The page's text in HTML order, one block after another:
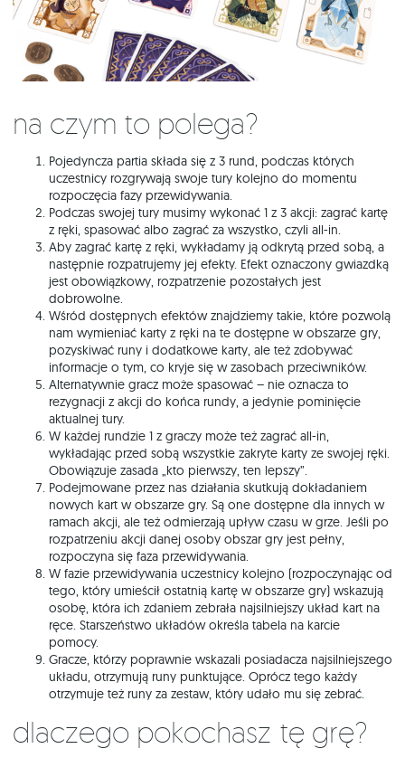
Na czym to polega?
Pojedyncza partia składa się z 3 rund, podczas których
uczestnicy rozgrywają swoje tury kolejno do momentu
rozpoczęcia fazy przewidywania.
Podczas swojej tury musimy wykonać 1 z 3 akcji: zagrać kartę
z ręki, spasować albo zagrać za wszystko, czyli all-in.
Aby zagrać kartę z ręki, wykładamy ją odkrytą przed sobą, a
następnie rozpatrujemy jej efekty. Efekt oznaczony gwiazdką
jest obowiązkowy, rozpatrzenie pozostałych jest
dobrowolne.
Wśród dostępnych efektów znajdziemy takie, które pozwolą
nam wymieniać karty z ręki na te dostępne w obszarze gry,
pozyskiwać runy i dodatkowe karty, ale też zdobywać
informacje o tym, co kryje się w zasobach przeciwników.
Alternatywnie gracz może spasować – nie oznacza to
rezygnacji z akcji do końca rundy, a jedynie pominięcie
aktualnej tury.
W każdej rundzie 1 z graczy może też zagrać all-in,
wykładając przed sobą wszystkie zakryte karty ze swojej ręki.
Obowiązuje zasada „kto pierwszy, ten lepszy”.
Podejmowane przez nas działania skutkują dokładaniem
nowych kart w obszarze gry. Są one dostępne dla innych w
ramach akcji, ale też odmierzają upływ czasu w grze. Jeśli po
rozpatrzeniu akcji danej osoby obszar gry jest pełny,
rozpoczyna się faza przewidywania.
W fazie przewidywania uczestnicy kolejno (rozpoczynając od
tego, który umieścił ostatnią kartę w obszarze gry) wskazują
osobę, która ich zdaniem zebrała najsilniejszy układ kart na
ręce. Starszeństwo układów określa tabela na karcie
pomocy.
Gracze, którzy poprawnie wskazali posiadacza najsilniejszego
układu, otrzymują runy punktujące. Oprócz tego każdy
otrzymuje też runy za zestaw, który udało mu się zebrać.
Dlaczego pokochasz tę grę?